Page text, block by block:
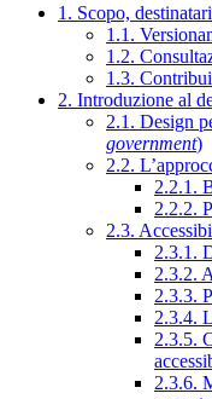
1. Scopo,
1.1.
1.2.
1.3.
2. Introduzione al
2.1. Design
government)
2.2.
2.2.1.
2.2.2.
2.3.
2.3.1.
2.3.2.
2.3.3.
2.3.4.
2.3.5.
2.3.6.